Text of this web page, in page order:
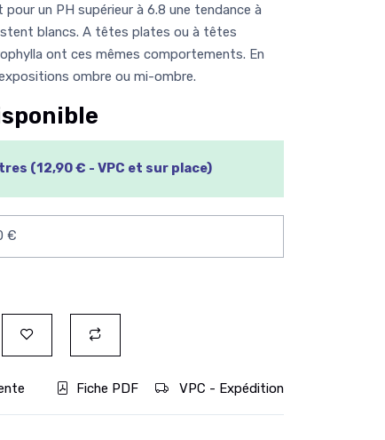
un PH supérieur à 6.8 une tendance à
blancs. A têtes plates ou à têtes
ont ces mêmes comportements. En
ombre ou mi-ombre.
(12,90 € - VPC et sur place)
Fiche PDF VPC - Expédition